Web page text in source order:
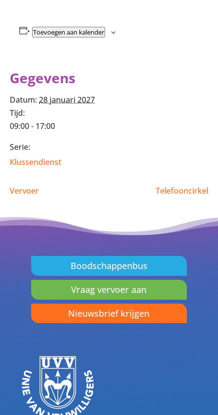
Toevoegen aan kalender
Gegevens
Datum: 28 januari 2027
Tijd:
09:00 - 17:00
Serie:
Klussendienst
Vervoer Telefooncirkel
Boodschappenbus
Vraag vervoer aan
Nieuwsbrief krijgen